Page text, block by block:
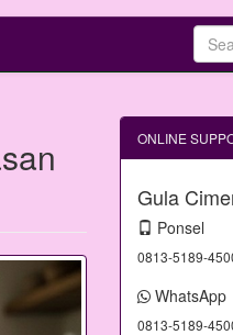
ONLINE
Gula
Ponsel
0813-5189-
WhatsApp
0813-5189-